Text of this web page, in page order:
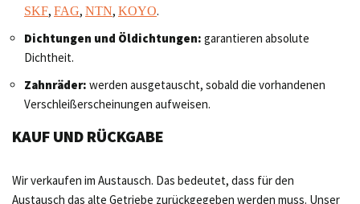
SKF, FAG, NTN, KOYO.
Dichtungen und Öldichtungen: garantieren absolute
Dichtheit.
Zahnräder: werden ausgetauscht, sobald die vorhandenen
Verschleißerscheinungen aufweisen.
KAUF UND RÜCKGABE
Wir verkaufen im Austausch. Das bedeutet, dass für den
Austausch das alte Getriebe zurückgegeben werden muss. Unser